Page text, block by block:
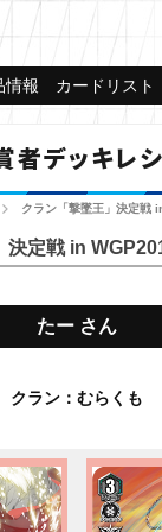
情報 カードリスト
者デッキレ
クラン「撃墜王」決定戦
決定戦 in
たー さん
クラン：むらくも